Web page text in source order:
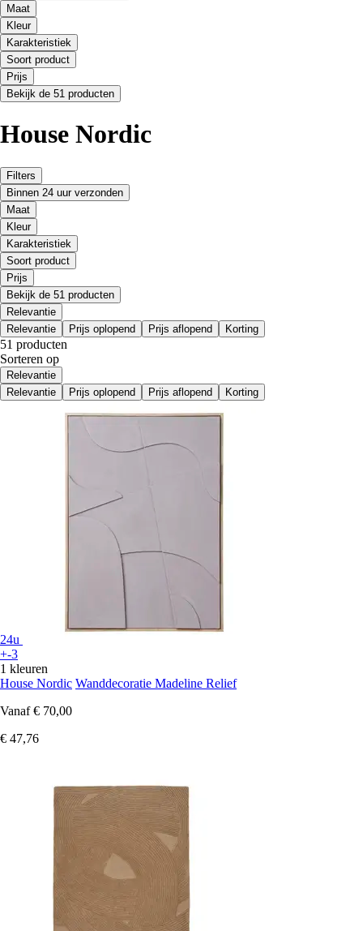
Maat
Kleur
Karakteristiek
Soort product
Prijs
Bekijk de 51 producten
House Nordic
Filters
Binnen 24 uur verzonden
Maat
Kleur
Karakteristiek
Soort product
Prijs
Bekijk de 51 producten
Relevantie
Relevantie
Prijs oplopend Prijs aflopend Korting
51 producten
Sorteren op
Relevantie
Relevantie
Prijs oplopend Prijs aflopend Korting
24u
+-3
1 kleuren
House Nordic Wanddecoratie Madeline Relief
Vanaf € 70,00
€ 47,76